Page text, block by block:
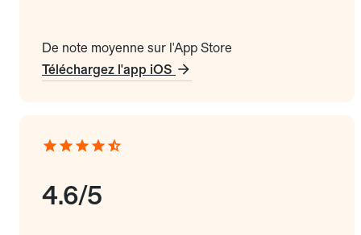
De note moyenne sur l'App Store
Téléchargez l'app iOS
4.6/5